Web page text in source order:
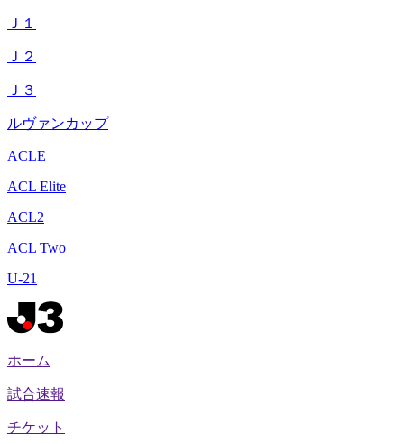
Ｊ１
Ｊ２
Ｊ３
ルヴァンカップ
ACLE
ACL Elite
ACL2
ACL Two
U-21
ホーム
試合速報
チケット